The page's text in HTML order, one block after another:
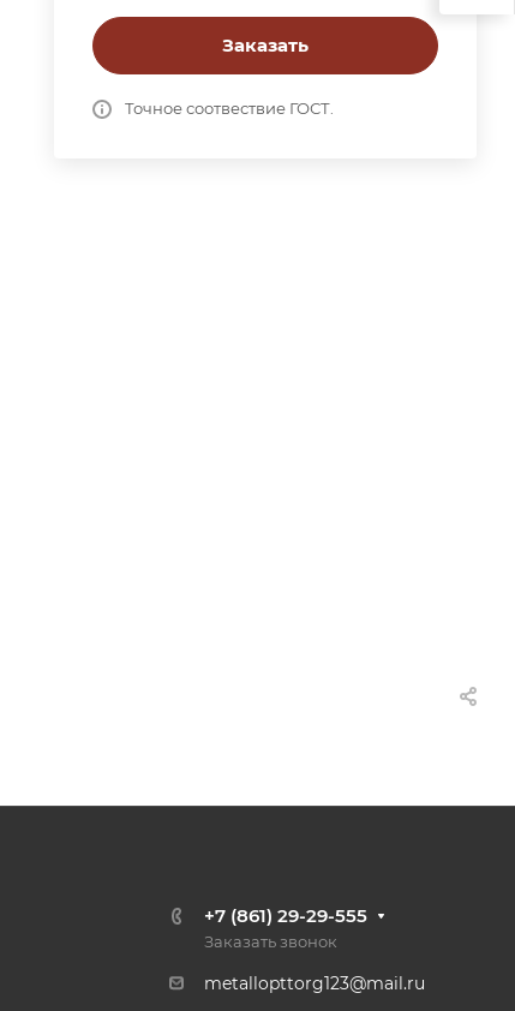
Заказать
Точное соотвествие ГОСТ.
+7 (861) 29-29-555
Заказать звонок
metallopttorg123@mail.ru